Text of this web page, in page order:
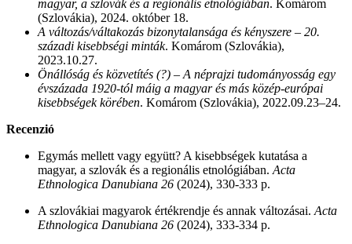
magyar, a szlovák és a regionális etnológiában. Komárom
(Szlovákia), 2024. október 18.
A változás/váltakozás bizonytalansága és kényszere – 20.
századi kisebbségi minták. Komárom (Szlovákia),
2023.10.27.
Önállóság és közvetítés (?) – A néprajzi tudományosság egy
évszázada 1920-tól máig a magyar és más közép-európai
kisebbségek körében. Komárom (Szlovákia), 2022.09.23–24.
Recenzió
Egymás mellett vagy együtt? A kisebbségek kutatása a
magyar, a szlovák és a regionális etnológiában. Acta
Ethnologica Danubiana 26 (2024), 330-333 p.
A szlovákiai magyarok értékrendje és annak változásai. Acta
Ethnologica Danubiana 26 (2024), 333-334 p.